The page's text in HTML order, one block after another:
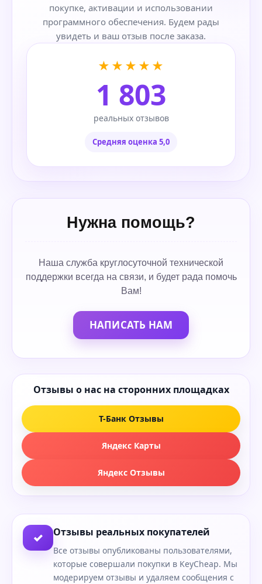
покупке, активации и использовании
программного обеспечения. Будем рады
увидеть и ваш отзыв после заказа.
★★★★★
1 803
реальных отзывов
Средняя оценка 5,0
Нужна помощь?
Наша служба круглосуточной технической
поддержки всегда на связи, и будет рада помочь
Вам!
НАПИСАТЬ НАМ
Отзывы о нас на сторонних площадках
Т-Банк Отзывы
Яндекс Карты
Яндекс Отзывы
✓ Отзывы реальных покупателей
Все отзывы опубликованы пользователями,
которые совершали покупки в KeyCheap. Мы
модерируем отзывы и удаляем сообщения с